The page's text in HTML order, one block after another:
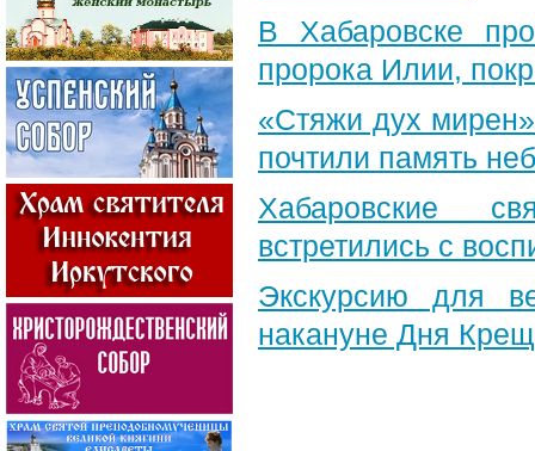
В Хабаровске
пророка Илии,
«Стяжи дух
почтили память
Хабаровские
встретились с
Экскурсию для
накануне Дня